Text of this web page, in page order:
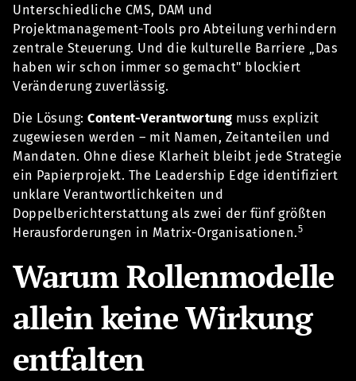
Unterschiedliche CMS, DAM und
Projektmanagement-Tools pro Abteilung verhindern
zentrale Steuerung. Und die kulturelle Barriere „Das
haben wir schon immer so gemacht" blockiert
Veränderung zuverlässig.
Die Lösung: Content-Verantwortung muss explizit
zugewiesen werden – mit Namen, Zeitanteilen und
Mandaten. Ohne diese Klarheit bleibt jede Strategie
ein Papierprojekt. The Leadership Edge identifiziert
unklare Verantwortlichkeiten und
Doppelberichterstattung als zwei der fünf größten
Herausforderungen in Matrix-Organisationen.5
Warum Rollenmodelle
allein keine Wirkung
entfalten